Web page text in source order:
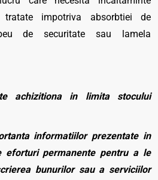
impotriva absorbtiei de
de securitate sau lamela
achizitiona in limita stocului
informatiilor prezentate in
eforturi permanente pentru a le
bunurilor sau a serviciilor